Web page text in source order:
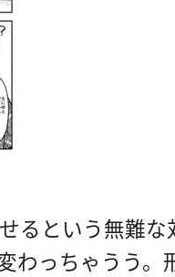
るという無難
わっちゃうう